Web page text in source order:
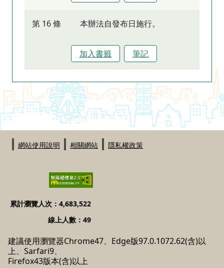
第 16 條 本辦法自發布日施行。
加入書籤 筆記
網站使用說明 相關網站 隱私權政策
線上人數：49
累計瀏覽人次：4,683,522
建議使用瀏覽器Chrome47、Edge版97.0.1072.62(含)以
上、Sarfari9、
Firefox43版本(含)以上